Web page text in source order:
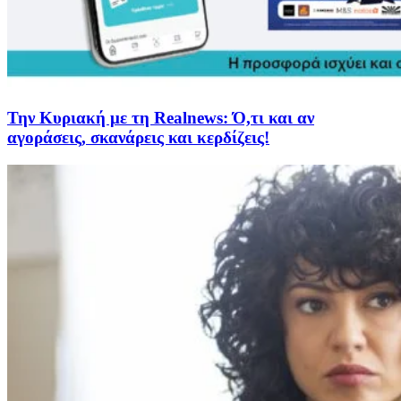
Την Κυριακή με τη Realnews: Ό,τι και αν
αγοράσεις, σκανάρεις και κερδίζεις!